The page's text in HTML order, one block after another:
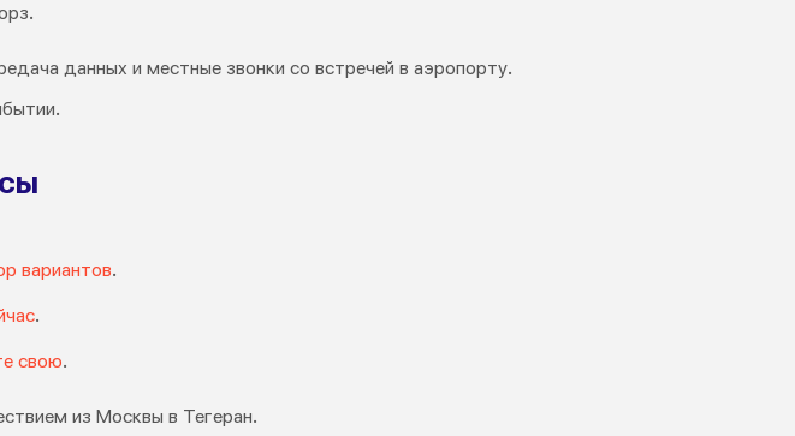
данных и местные звонки со встречей в аэропорту.
вариантов.
.
свою.
из Москвы в Тегеран.